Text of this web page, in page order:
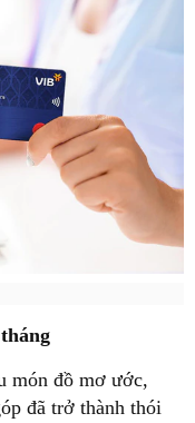
món đồ mơ ước,
đã trở thành thói